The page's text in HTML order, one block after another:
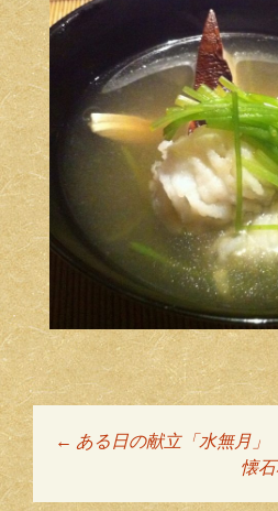
投稿ナ
← ある日の献立「水無月」
懐